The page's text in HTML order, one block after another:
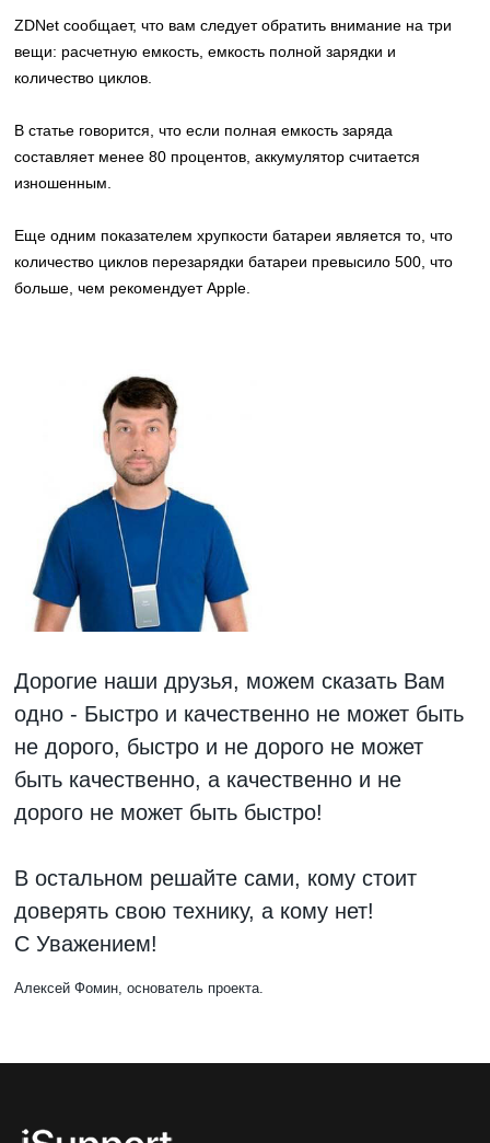
ZDNet сообщает, что вам следует обратить внимание на три
вещи: расчетную емкость, емкость полной зарядки и
количество циклов.
В статье говорится, что если полная емкость заряда
составляет менее 80 процентов, аккумулятор считается
изношенным.
Еще одним показателем хрупкости батареи является то, что
количество циклов перезарядки батареи превысило 500, что
больше, чем рекомендует Apple.
Дорогие наши друзья, можем сказать Вам
одно - Быстро и качественно не может быть
не дорого, быстро и не дорого не может
быть качественно, а качественно и не
дорого не может быть быстро!
В остальном решайте сами, кому стоит
доверять свою технику, а кому нет!
С Уважением!
Алексей Фомин, основатель проекта.